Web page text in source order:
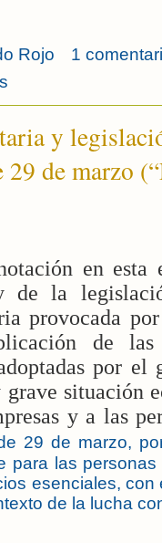
Rojo
1
y
de marzo
en esta
de la
provocada
de las
por el
grave situación
y a las
29 de marzo,
para las
esenciales,
de la lucha